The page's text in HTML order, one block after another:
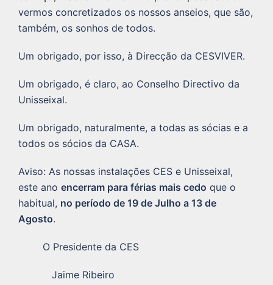
vermos concretizados os nossos anseios, que são,
também, os sonhos de todos.
Um obrigado, por isso, à Direcção da CESVIVER.
Um obrigado, é claro, ao Conselho Directivo da
Unisseixal.
Um obrigado, naturalmente, a todas as sócias e a
todos os sócios da CASA.
Aviso: As nossas instalações CES e Unisseixal,
este ano encerram para férias mais cedo que o
habitual, no período de 19 de Julho a 13 de
Agosto.
O Presidente da CES
Jaime Ribeiro